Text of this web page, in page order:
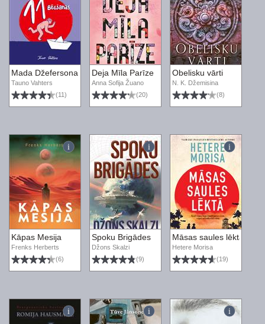
Mada Džefersona 11 bēgšanas
Tauno Vahters
(11)
Deja Mīla Parīze
Anna Sofija Žuano
(20)
Obelisku vārti
N. K. Džemisina
(8)
Kāpas Mesija
Frenks Herberts
(6)
Spoku Brigādes
Džons Skalzi
(9)
Māsas saules lēktā
Hetere Morisa
(19)